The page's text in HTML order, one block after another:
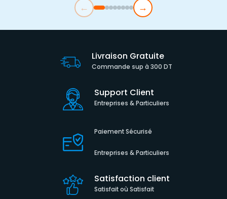
← →
Livraison Gratuite
Commande sup à 300 DT
Support Client
Entreprises & Particuliers
Paiement Sécurisé
Entreprises & Particuliers
Satisfaction client
Satisfait où Satisfait